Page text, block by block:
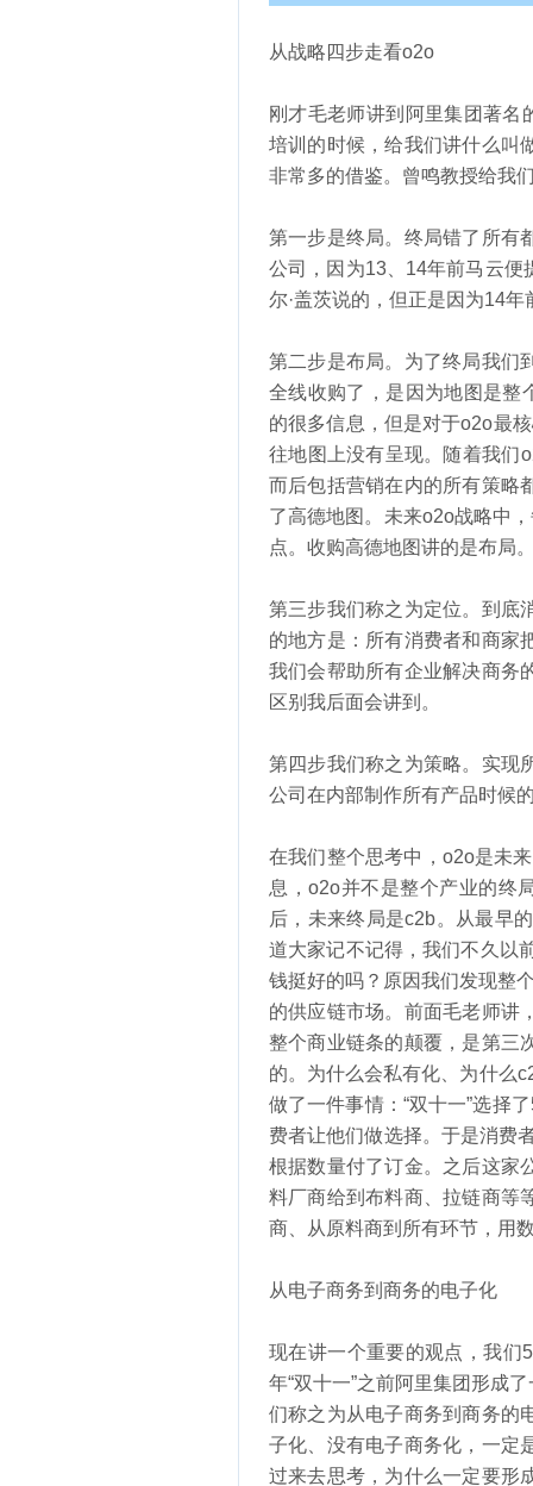
从战略四步走看o2o
刚才毛老师讲到阿里集团著名
培训的时候，给我们讲什么叫
非常多的借鉴。曾鸣教授给我
第一步是终局。终局错了所有
公司，因为13、14年前马云便
尔·盖茨说的，但正是因为14
第二步是布局。为了终局我们
全线收购了，是因为地图是整
的很多信息，但是对于o2o最
往地图上没有呈现。随着我们
而后包括营销在内的所有策略
了高德地图。未来o2o战略中
点。收购高德地图讲的是布局
第三步我们称之为定位。到底
的地方是：所有消费者和商家
我们会帮助所有企业解决商务
区别我后面会讲到。
第四步我们称之为策略。实现
公司在内部制作所有产品时候
在我们整个思考中，o2o是未
息，o2o并不是整个产业的终
后，未来终局是c2b。从最早
道大家记不记得，我们不久以
钱挺好的吗？原因我们发现整
的供应链市场。前面毛老师讲
整个商业链条的颠覆，是第三
的。为什么会私有化、为什么
做了一件事情：“双十一”选择
费者让他们做选择。于是消费
根据数量付了订金。之后这家
料厂商给到布料商、拉链商等
商、从原料商到所有环节，用
从电子商务到商务的电子化
现在讲一个重要的观点，我们
年“双十一”之前阿里集团形成
们称之为从电子商务到商务的
子化、没有电子商务化，一定
过来去思考，为什么一定要形